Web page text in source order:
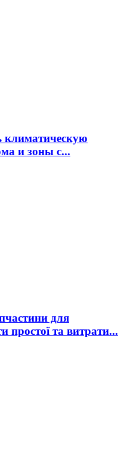
климатическую
и зоны с...
для
простої та витрати...